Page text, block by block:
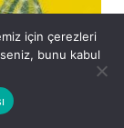
Galeri
için çerezleri
bunu kabul